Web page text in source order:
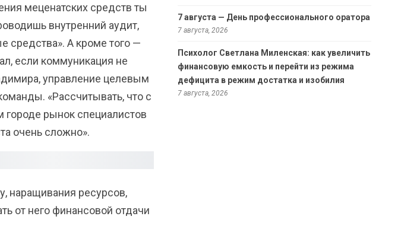
меценатских средств ты
внутренний аудит,
средства». А кроме того —
если коммуникация не
управление целевым
«Рассчитывать, что с
городе рынок специалистов
очень сложно».
наращивания ресурсов,
от него финансовой отдачи
7 августа — День профессионального оратора
7 августа, 2026
Психолог Светлана Миленская: как увеличить
финансовую емкость и перейти из режима
дефицита в режим достатка и изобилия
7 августа, 2026